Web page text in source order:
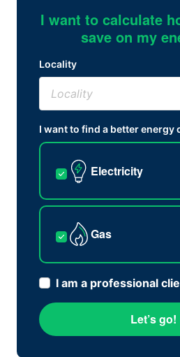
I want to calculate
save on my
Locality
I want to find a better energy
Electricity
Gas
I am a professional
Let’s go!